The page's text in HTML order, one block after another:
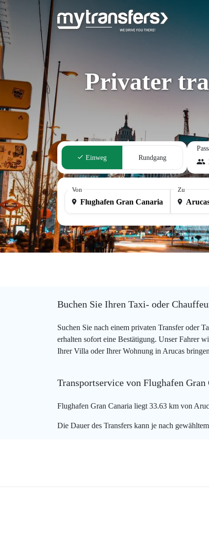
Privater
Einweg Rundgang
Von Zu
Buchen Sie Ihren Taxi- oder
Suchen Sie nach einem privaten Transfer oder
erhalten sofort eine Bestätigung. Unser Fahrer
Ihrer Villa oder Ihrer Wohnung in Arucas
Transportservice von Flughafen Gran
Flughafen Gran Canaria liegt 33.63 km von
Die Dauer des Transfers kann je nach